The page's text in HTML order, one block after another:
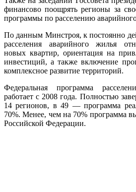
финансово поощрять регионы за
программы по расселению
По данным Минстроя, к постоянно
расселения аварийного жилья
новых квартир, ориентация на
инвестиций, а также включение
комплексное развитие территорий.
Федеральная программа
работает с 2008 года. Полностью
14 регионов, в 49 — программа
70%. Менее, чем на 70% программа
Российской Федерации.